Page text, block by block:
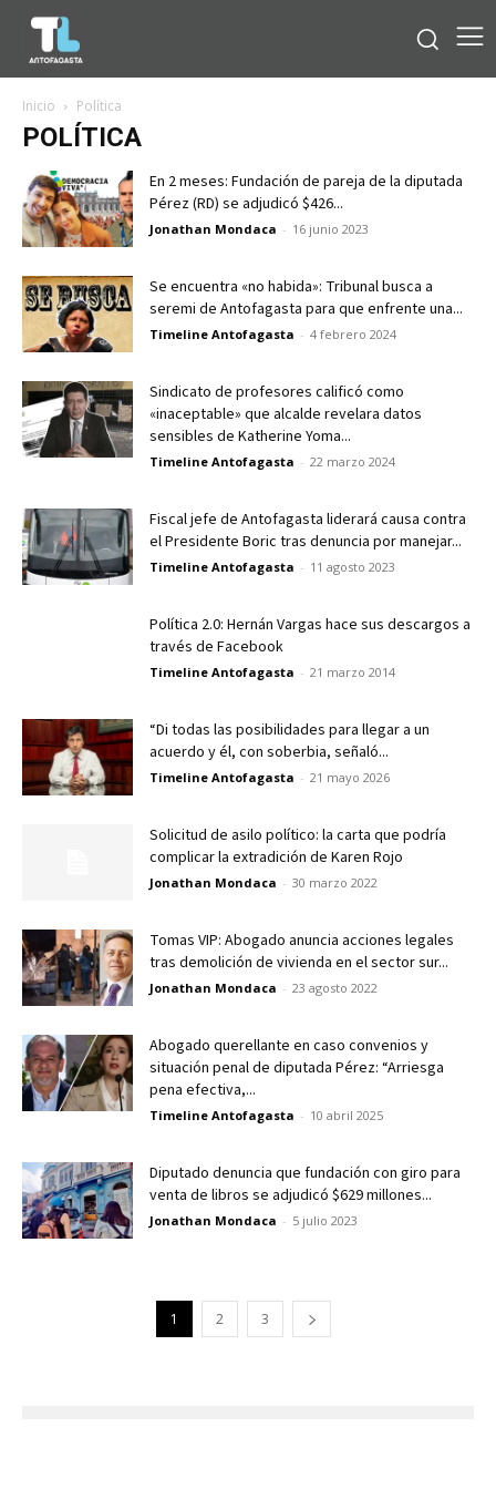
Inicio Política
POLÍTICA
En 2 meses: Fundación de pareja de la diputada
Pérez (RD) se adjudicó $426...
Jonathan Mondaca - 16 junio 2023
Se encuentra «no habida»: Tribunal busca a
seremi de Antofagasta para que enfrente una...
Timeline Antofagasta - 4 febrero 2024
Sindicato de profesores calificó como
«inaceptable» que alcalde revelara datos
sensibles de Katherine Yoma...
Timeline Antofagasta - 22 marzo 2024
Fiscal jefe de Antofagasta liderará causa contra
el Presidente Boric tras denuncia por manejar...
Timeline Antofagasta - 11 agosto 2023
Política 2.0: Hernán Vargas hace sus descargos a
través de Facebook
Timeline Antofagasta - 21 marzo 2014
“Di todas las posibilidades para llegar a un
acuerdo y él, con soberbia, señaló...
Timeline Antofagasta - 21 mayo 2026
Solicitud de asilo político: la carta que podría
complicar la extradición de Karen Rojo
Jonathan Mondaca - 30 marzo 2022
Tomas VIP: Abogado anuncia acciones legales
tras demolición de vivienda en el sector sur...
Jonathan Mondaca - 23 agosto 2022
Abogado querellante en caso convenios y
situación penal de diputada Pérez: “Arriesga
pena efectiva,...
Timeline Antofagasta - 10 abril 2025
Diputado denuncia que fundación con giro para
venta de libros se adjudicó $629 millones...
Jonathan Mondaca - 5 julio 2023
1 2 3